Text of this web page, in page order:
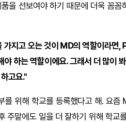
을 선보여야 하기 때문에 더욱 꼼
가지고 오는 것이 MD의 역할이라면,
하는 역할이에요. 그래서 더 많이
고요."
를 위해 학교를 등록했다고 해. 요
주말에도 일을 더 잘하기 위해 학교